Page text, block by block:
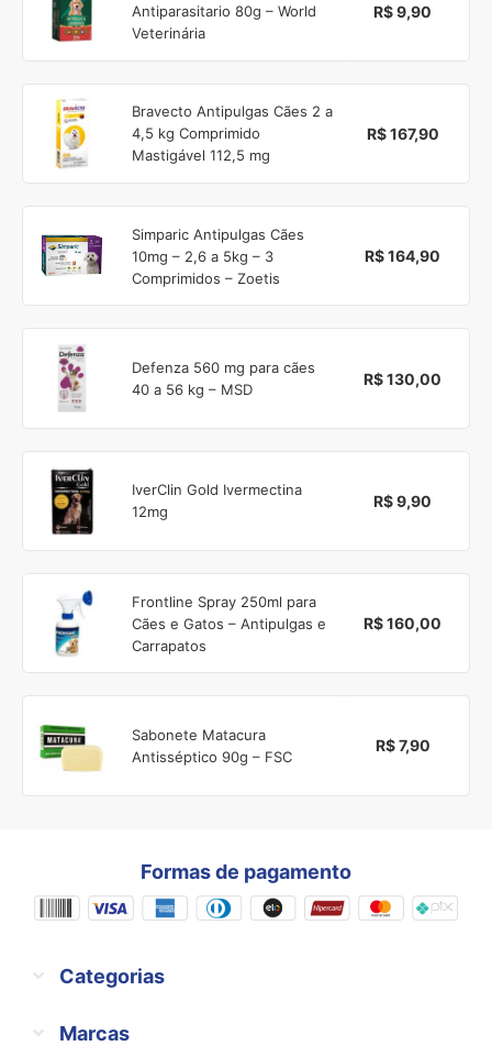
Antiparasitario 80g – World
Veterinária
R$ 9,90
Bravecto Antipulgas Cães 2 a
4,5 kg Comprimido
Mastigável 112,5 mg
R$ 167,90
Simparic Antipulgas Cães
10mg – 2,6 a 5kg – 3
Comprimidos – Zoetis
R$ 164,90
Defenza 560 mg para cães
40 a 56 kg – MSD
R$ 130,00
IverClin Gold Ivermectina
12mg
R$ 9,90
Frontline Spray 250ml para
Cães e Gatos – Antipulgas e
Carrapatos
R$ 160,00
Sabonete Matacura
Antisséptico 90g – FSC
R$ 7,90
Formas de pagamento
Categorias
Marcas